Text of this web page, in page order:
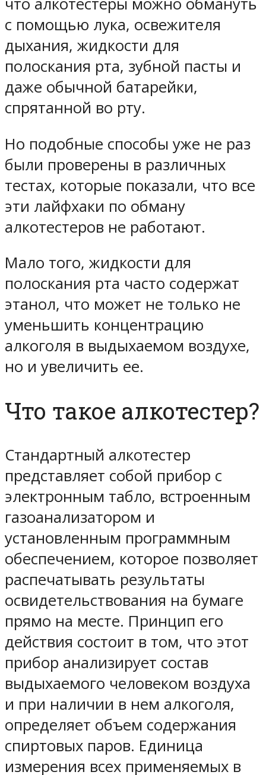
с помощью лука, освежителя
дыхания, жидкости для
полоскания рта, зубной пасты и
даже обычной батарейки,
спрятанной во рту.
Но подобные способы уже не раз
были проверены в различных
тестах, которые показали, что все
эти лайфхаки по обману
алкотестеров не работают.
Мало того, жидкости для
полоскания рта часто содержат
этанол, что может не только не
уменьшить концентрацию
алкоголя в выдыхаемом воздухе,
но и увеличить ее.
Что такое алкотестер?
Стандартный алкотестер
представляет собой прибор с
электронным табло, встроенным
газоанализатором и
установленным программным
обеспечением, которое позволяет
распечатывать результаты
освидетельствования на бумаге
прямо на месте. Принцип его
действия состоит в том, что этот
прибор анализирует состав
выдыхаемого человеком воздуха
и при наличии в нем алкоголя,
определяет объем содержания
спиртовых паров. Единица
измерения всех применяемых в